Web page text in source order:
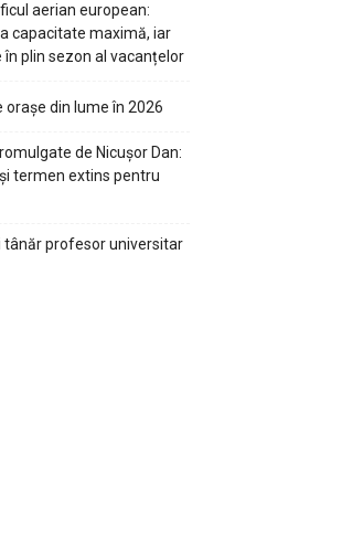
aerian european:
capacitate maximă, iar
plin sezon al vacanțelor
din lume în 2026
de Nicușor Dan:
termen extins pentru
tânăr profesor universitar